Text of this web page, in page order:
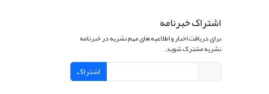
اشتراک خبرنامه
برای دریافت اخبار و اطلاعیه های مهم نشریه در خبرنامه
نشریه مشترک شوید.
اشتراک